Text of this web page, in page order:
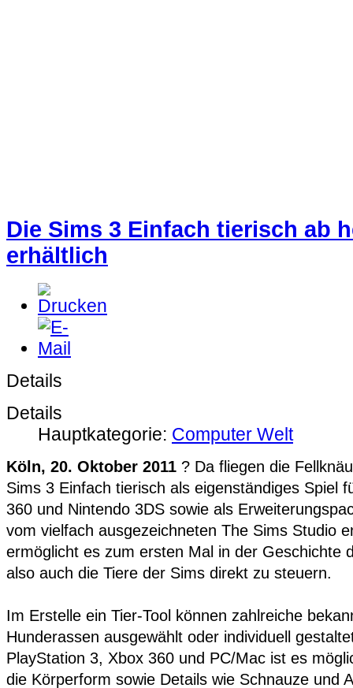
Die Sims 3 Einfach tierisch ab
erhältlich
Details
Details
Hauptkategorie: Computer Welt
Köln, 20. Oktober 2011 ? Da fliegen die
Sims 3 Einfach tierisch als eigenständiges Spiel
360 und Nintendo 3DS sowie als
vom vielfach ausgezeichneten The Sims Studio
ermöglicht es zum ersten Mal in der Geschichte
also auch die Tiere der Sims direkt zu steuern.
Im Erstelle ein Tier-Tool können zahlreiche
Hunderassen ausgewählt oder individuell
PlayStation 3, Xbox 360 und PC/Mac ist es
die Körperform sowie Details wie Schnauze und